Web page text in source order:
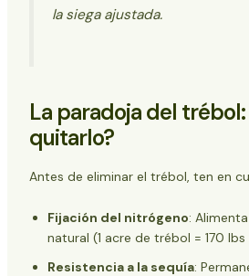
la siega ajustada.
La paradoja del
quitarlo?
Antes de eliminar el trébol, ten en
Fijación del nitrógeno:
natural (1 acre de trébol = 170
Resistencia a la sequía: